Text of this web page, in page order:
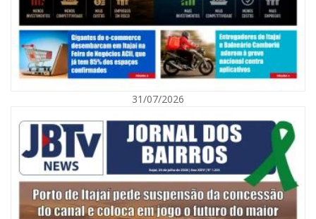
08/08/2026 | 07:00
Agosto Laranja mobiliza Navegantes com ações de prevenção de
deficiências e inclusão social
BALNEÁRIO CAMBORIÚ
31/07/2026